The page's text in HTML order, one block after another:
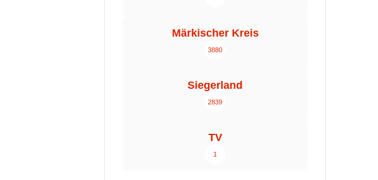
Märkischer Kreis
3880
Siegerland
2839
TV
1